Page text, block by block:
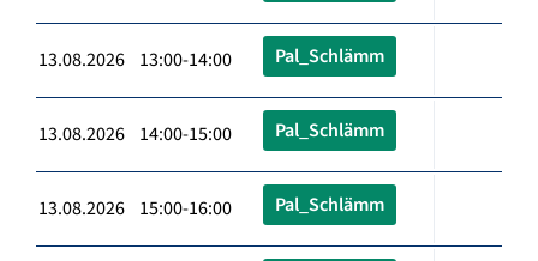
13.08.2026 13:00-14:00 Pal_Schlämm
13.08.2026 14:00-15:00 Pal_Schlämm
13.08.2026 15:00-16:00 Pal_Schlämm